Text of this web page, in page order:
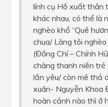
lính cụ Hồ xuất thân
khác nhau, có thể là
nghèo khổ “Quê
chua/ Làng tôi
(Đồng Chí – Chính
chàng thanh niên trẻ
lần yêu/ còn mê thả
xuân- Nguyễn Khoa
hoàn cảnh nào thì ở